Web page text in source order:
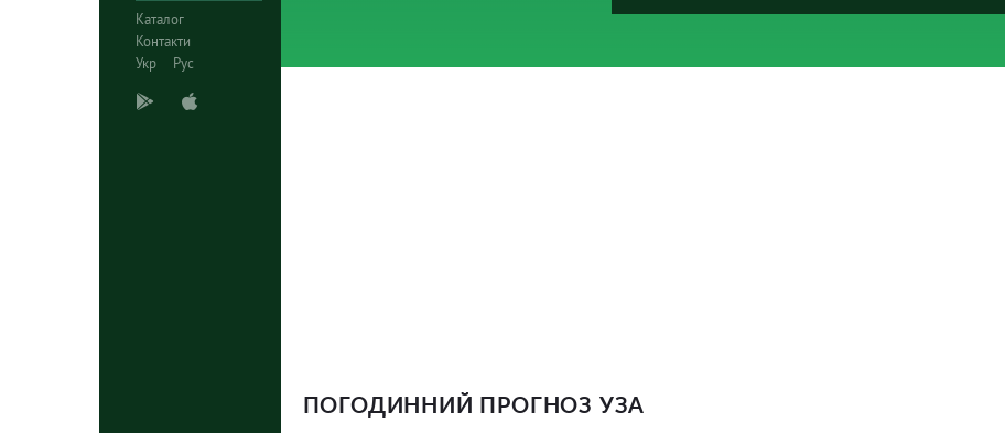
Каталог
Контакти
Укр
Рус
ПОГОДИННИЙ ПРОГНОЗ УЗА